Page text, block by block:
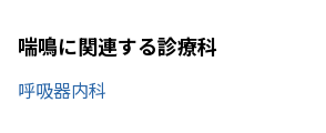
喘鳴に関連する診療科
呼吸器内科